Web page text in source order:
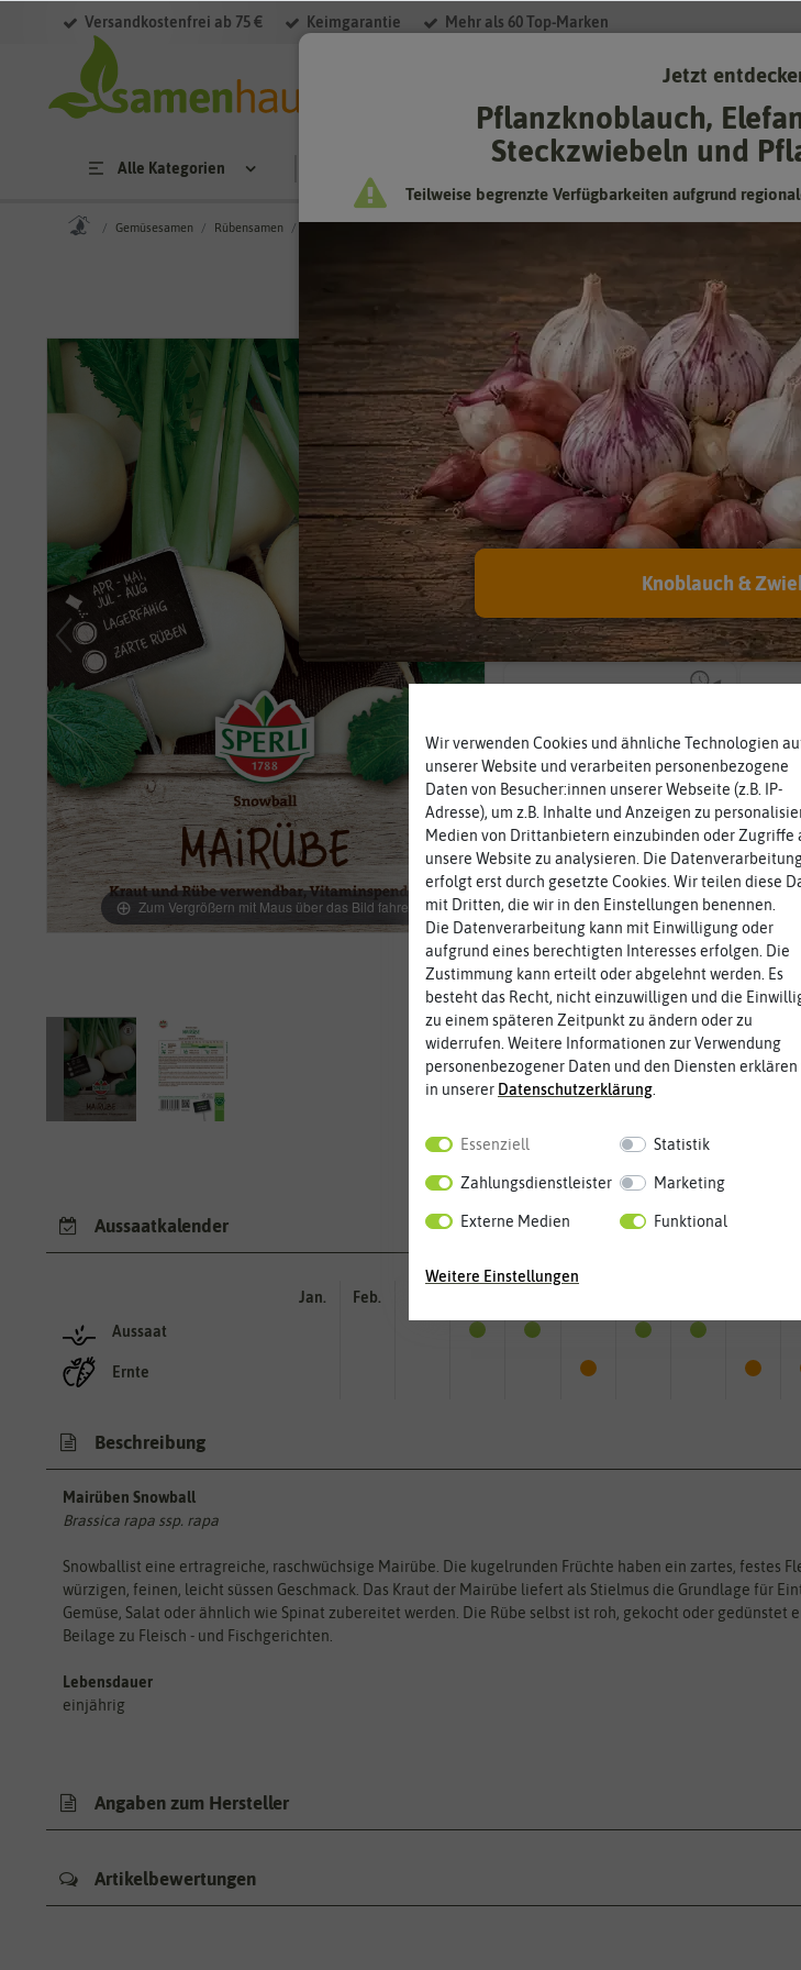
Versandkostenfrei ab 75 € Keimgarantie Mehr als 60 Top-Marken
Alle Kategorien
Gemüsesamen Rübensamen
Zum Vergrößern mit Maus über das Bild fahren
Mairüben Snowball
Lagerfähig
Hersteller:
Sperli-Samen
Artikelnummer:
82395
EAN:
4001523823950
Wie
sonnig,
Die
Aussaatkalender
Aussaat
Ernte
Jan. Feb.
Beschreibung
Mairüben Snowball
Brassica rapa ssp. rapa
Snowballist eine ertragreiche, raschwüchsige Mairübe. Die kugelrunden Früchte haben ein zartes, festes
würzigen, feinen, leicht süssen Geschmack. Das Kraut der Mairübe liefert als Stielmus die Grundlage für
Gemüse, Salat oder ähnlich wie Spinat zubereitet werden. Die Rübe selbst ist roh, gekocht oder gedünstet
Beilage zu Fleisch - und Fischgerichten.
Lebensdauer
einjährig
Angaben zum Hersteller
Artikelbewertungen
Wir verwenden Cookies und ähnliche Technologien
unserer Website und verarbeiten personenbezogene
Daten von Besucher:innen unserer Webseite (z.B. IP-
Adresse), um z.B. Inhalte und Anzeigen zu
Medien von Drittanbietern einzubinden oder Zugriffe
unsere Website zu analysieren. Die
erfolgt erst durch gesetzte Cookies. Wir teilen diese
mit Dritten, die wir in den Einstellungen benennen.
Die Datenverarbeitung kann mit Einwilligung oder
aufgrund eines berechtigten Interesses erfolgen. Die
Zustimmung kann erteilt oder abgelehnt werden. Es
besteht das Recht, nicht einzuwilligen und die
zu einem späteren Zeitpunkt zu ändern oder zu
widerrufen. Weitere Informationen zur Verwendung
personenbezogener Daten und den Diensten erklären
in unserer Daten­schutz­erklärung
Essenziell Statistik
Zahlungsdienstleister Marketing
Externe Medien Funktional
Weitere Einstellungen
Jetzt
Pflanzknoblauch,
Steckzwiebeln und
Teilweise begrenzte Verfügbarkeiten aufgrund
Knoblauch &